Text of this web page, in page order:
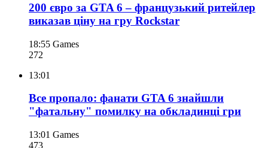
200 євро за GTA 6 – французький ритейлер
виказав ціну на гру Rockstar
18:55 Games
272
13:01
Все пропало: фанати GTA 6 знайшли
"фатальну" помилку на обкладинці гри
13:01 Games
473